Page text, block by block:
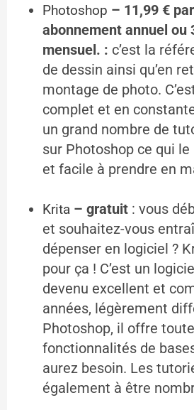
Photoshop – 11,99 €
abonnement annuel ou
mensuel. : c’est la
de dessin ainsi qu’en
montage de photo.
complet et en
un grand nombre de
sur Photoshop ce qui
et facile à prendre en
Krita – gratuit : vous
et souhaitez-vous
dépenser en logiciel ?
pour ça ! C’est un
devenu excellent et
années, légèrement
Photoshop, il offre
fonctionnalités de
aurez besoin. Les
également à être